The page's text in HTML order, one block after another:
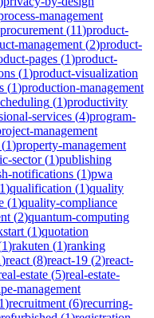
management
procurement (11)product-
management (2)product-
pages (1)product-
(1)product-visualization
(1)production-management
(1)productivity
services (4)program-
management
(1)property-management
sector(1)publishing
notifications (1)pwa
1)qualification (1)quality
(1)quality-compliance
(2)quantum-computing
(1)quotation
1)rakuten (1)ranking
)react (8)react-19 (2)react-
estate (5)real-estate-
management
1)recruitment (6)recurring-